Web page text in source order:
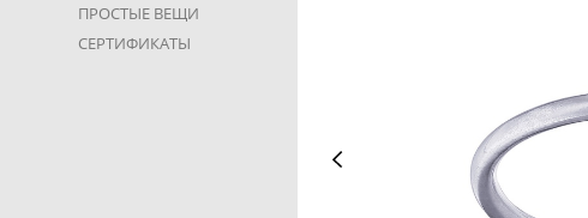
ПРОСТЫЕ ВЕЩИ
СЕРТИФИКАТЫ